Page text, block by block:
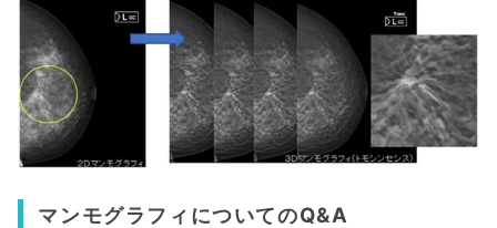
マンモグラフィについてのQ&A